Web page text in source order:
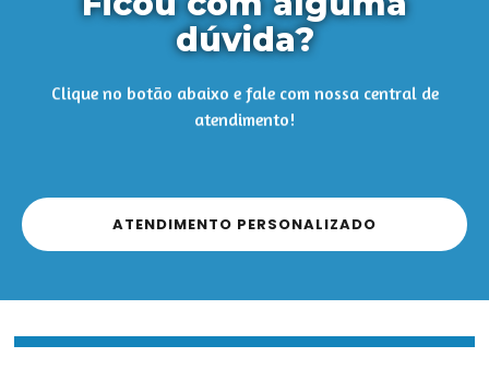
dúvida?
Clique no botão abaixo e fale com nossa central de
atendimento!
ATENDIMENTO PERSONALIZADO